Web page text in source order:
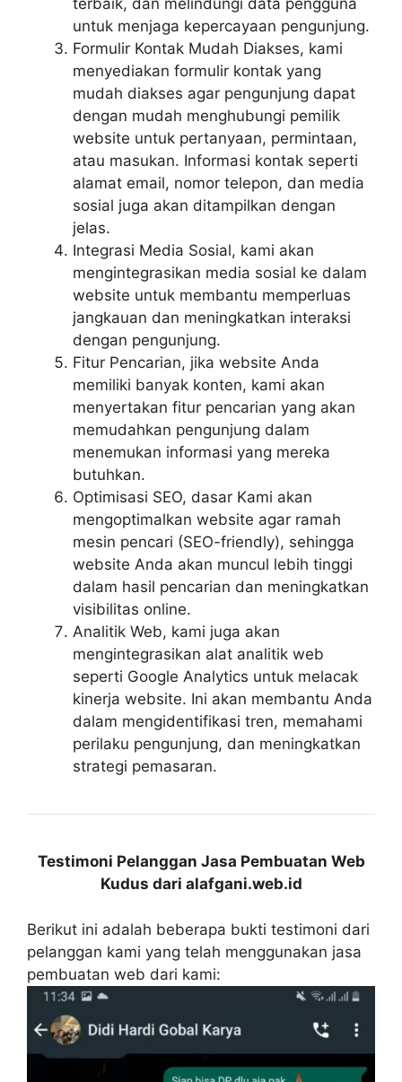
terbaik, dan melindungi data pengguna
untuk menjaga kepercayaan pengunjung.
Formulir Kontak Mudah Diakses, kami
menyediakan formulir kontak yang
mudah diakses agar pengunjung dapat
dengan mudah menghubungi pemilik
website untuk pertanyaan, permintaan,
atau masukan. Informasi kontak seperti
alamat email, nomor telepon, dan media
sosial juga akan ditampilkan dengan
jelas.
Integrasi Media Sosial, kami akan
mengintegrasikan media sosial ke dalam
website untuk membantu memperluas
jangkauan dan meningkatkan interaksi
dengan pengunjung.
Fitur Pencarian, jika website Anda
memiliki banyak konten, kami akan
menyertakan fitur pencarian yang akan
memudahkan pengunjung dalam
menemukan informasi yang mereka
butuhkan.
Optimisasi SEO, dasar Kami akan
mengoptimalkan website agar ramah
mesin pencari (SEO-friendly), sehingga
website Anda akan muncul lebih tinggi
dalam hasil pencarian dan meningkatkan
visibilitas online.
Analitik Web, kami juga akan
mengintegrasikan alat analitik web
seperti Google Analytics untuk melacak
kinerja website. Ini akan membantu Anda
dalam mengidentifikasi tren, memahami
perilaku pengunjung, dan meningkatkan
strategi pemasaran.
Testimoni Pelanggan Jasa Pembuatan Web
Kudus dari alafgani.web.id
Berikut ini adalah beberapa bukti testimoni dari
pelanggan kami yang telah menggunakan jasa
pembuatan web dari kami: